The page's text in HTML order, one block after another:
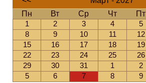
Пн
Вт Ср Чт Пт
1
2 3 4 5
8
9 10 11 12
15
16 17 18 19
22
23 24 25 26
29
30 31 1 2
5
6 7 8 9